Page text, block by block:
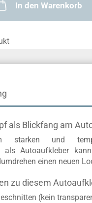
In den Warenkorb
als Blickfang am
starken und
als Autoaufkleber
einen neuen
zu diesem
(kein